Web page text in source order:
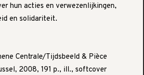
hun acties en verwezenlijkingen,
en solidariteit.
Centrale/Tijdsbeeld & Pièce
2008, 191 p., ill., softcover